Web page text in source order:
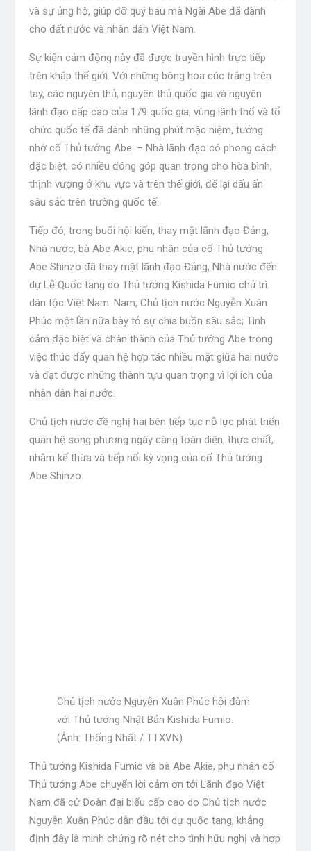
và sự ủng hộ, giúp đỡ quý báu mà Ngài Abe đã dành
cho đất nước và nhân dân Việt Nam.
Sự kiện cảm động này đã được truyền hình trực tiếp
trên khắp thế giới. Với những bông hoa cúc trắng trên
tay, các nguyên thủ, nguyên thủ quốc gia và nguyên
lãnh đạo cấp cao của 179 quốc gia, vùng lãnh thổ và tổ
chức quốc tế đã dành những phút mặc niệm, tưởng
nhớ cố Thủ tướng Abe. – Nhà lãnh đạo có phong cách
đặc biệt, có nhiều đóng góp quan trọng cho hòa bình,
thịnh vượng ở khu vực và trên thế giới, để lại dấu ấn
sâu sắc trên trường quốc tế.
Tiếp đó, trong buổi hội kiến, thay mặt lãnh đạo Đảng,
Nhà nước, bà Abe Akie, phu nhân của cố Thủ tướng
Abe Shinzo đã thay mặt lãnh đạo Đảng, Nhà nước đến
dự Lễ Quốc tang do Thủ tướng Kishida Fumio chủ trì.
dân tộc Việt Nam. Nam, Chủ tịch nước Nguyễn Xuân
Phúc một lần nữa bày tỏ sự chia buồn sâu sắc; Tình
cảm đặc biệt và chân thành của Thủ tướng Abe trong
việc thúc đẩy quan hệ hợp tác nhiều mặt giữa hai nước
và đạt được những thành tựu quan trọng vì lợi ích của
nhân dân hai nước.
Chủ tịch nước đề nghị hai bên tiếp tục nỗ lực phát triển
quan hệ song phương ngày càng toàn diện, thực chất,
nhằm kế thừa và tiếp nối kỳ vọng của cố Thủ tướng
Abe Shinzo.
Chủ tịch nước Nguyễn Xuân Phúc hội đàm
với Thủ tướng Nhật Bản Kishida Fumio.
(Ảnh: Thống Nhất / TTXVN)
Thủ tướng Kishida Fumio và bà Abe Akie, phu nhân cố
Thủ tướng Abe chuyển lời cảm ơn tới Lãnh đạo Việt
Nam đã cử Đoàn đại biểu cấp cao do Chủ tịch nước
Nguyễn Xuân Phúc dẫn đầu tới dự quốc tang; khẳng
định đây là minh chứng rõ nét cho tình hữu nghị và hợp